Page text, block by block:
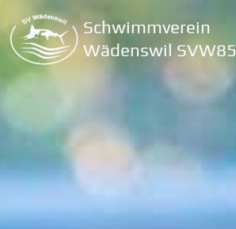
Schwimmverein
Wädenswil SVW85